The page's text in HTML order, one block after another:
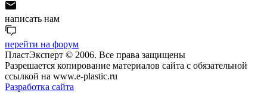
написать нам
перейти на форум
ПластЭксперт © 2006. Все права защищены
Разрешается копирование материалов сайта с обязательной
ссылкой на www.e-plastic.ru
Разработка сайта